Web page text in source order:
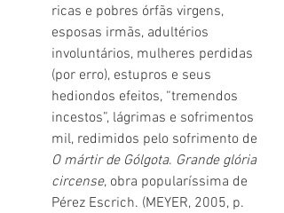
ricas e pobres órfãs virgens,
esposas irmãs, adultérios
involuntários, mulheres perdidas
(por erro), estupros e seus
hediondos efeitos, “tremendos
incestos”, lágrimas e sofrimentos
mil, redimidos pelo sofrimento de
O mártir de Gólgota. Grande glória
circense, obra popularíssima de
Pérez Escrich. (MEYER, 2005, p.